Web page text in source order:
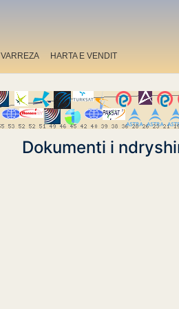
VARREZA HARTA E VENDIT
Dokumenti i